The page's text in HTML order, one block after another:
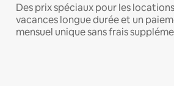
Des prix spéciaux pour les
vacances longue durée et un
mensuel unique sans frais